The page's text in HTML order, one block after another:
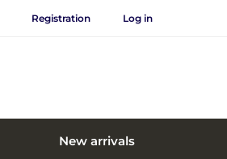
Registration Log in
New arrivals